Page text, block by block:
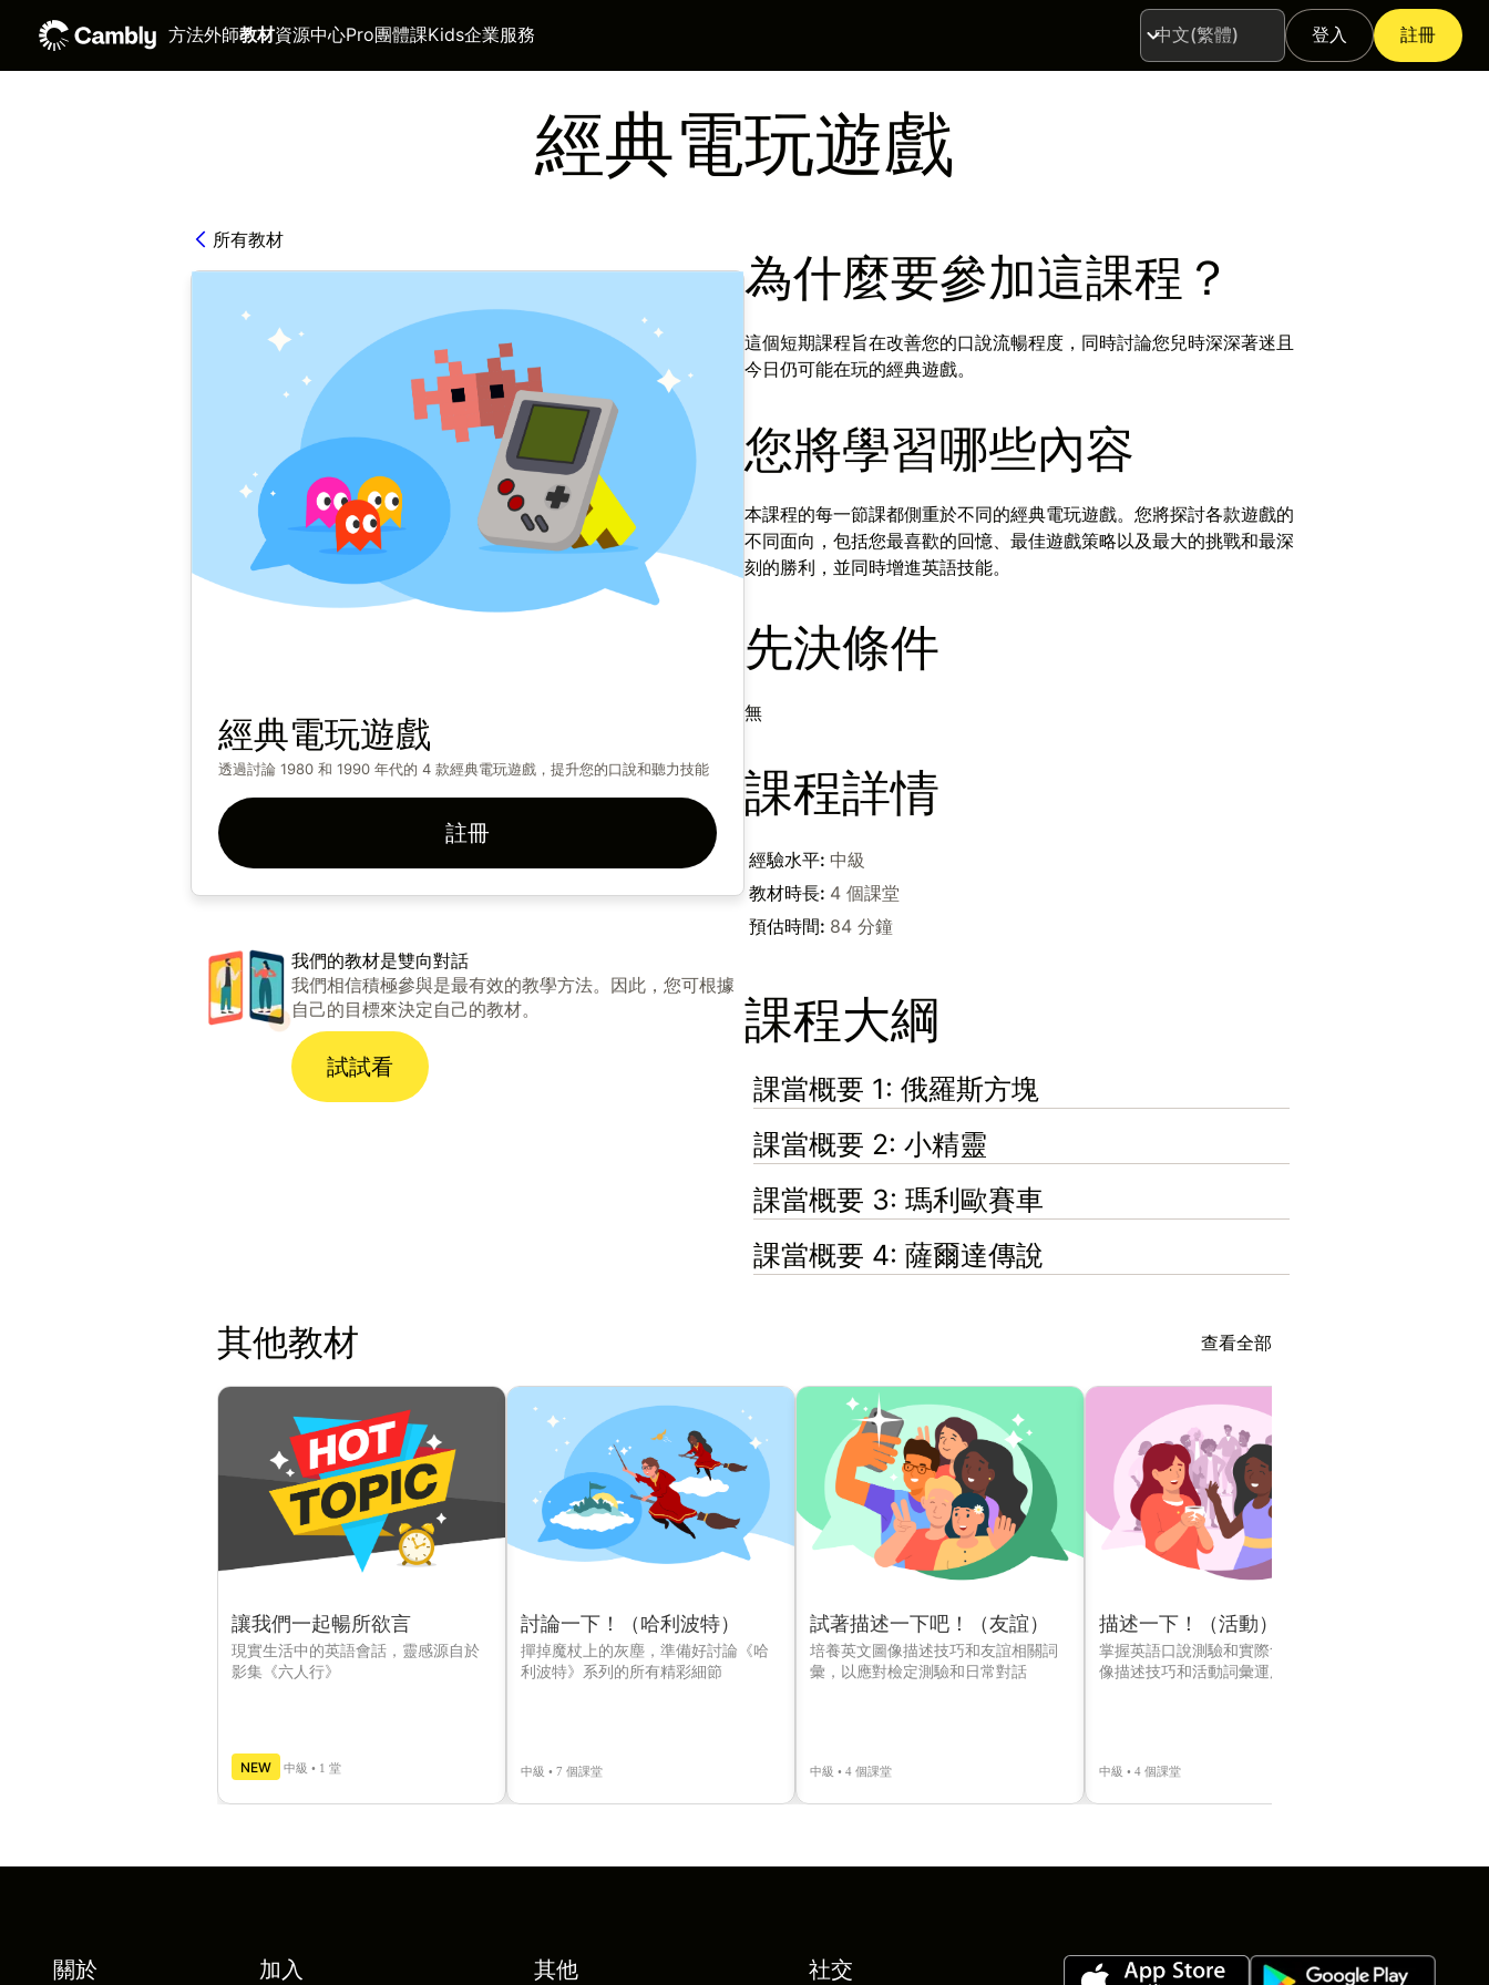
方法外師教材資源中心Pro團體課Kids企業服務
語
言
登入 註冊
經典電玩遊戲
所有教材
經典電玩遊戲
透過討論 1980 和 1990 年代的 4 款經典電玩遊戲，提升您的口說和聽力技能
註冊
我們的教材是雙向對話
我們相信積極參與是最有效的教學方法。因此，您可根據
自己的目標來決定自己的教材。
試試看
為什麼要參加這課程？
這個短期課程旨在改善您的口說流暢程度，同時討論您兒時深深著迷且
今日仍可能在玩的經典遊戲。
您將學習哪些內容
本課程的每一節課都側重於不同的經典電玩遊戲。您將探討各款遊戲的
不同面向，包括您最喜歡的回憶、最佳遊戲策略以及最大的挑戰和最深
刻的勝利，並同時增進英語技能。
先決條件
無
課程詳情
經驗水平: 中級
教材時長: 4 個課堂
預估時間: 84 分鐘
課程大綱
課當概要 1: 俄羅斯方塊
課當概要 2: 小精靈
課當概要 3: 瑪利歐賽車
課當概要 4: 薩爾達傳說
其他教材 查看全部
讓我們一起暢所欲言
現實生活中的英語會話，靈感源自於
影集《六人行》
NEW 中級 • 1 堂
討論一下！（哈利波特）
撣掉魔杖上的灰塵，準備好討論《哈
利波特》系列的所有精彩細節
中級 • 7 個課堂
試著描述一下吧！（友誼）
培養英文圖像描述技巧和友誼相關詞
彙，以應對檢定測驗和日常對話
中級 • 4 個課堂
描述一下！（活動）
掌握英語口說測驗和實際會話中的圖
像描述技巧和活動詞彙運用
中級 • 4 個課堂
關於 加入 其他 社交